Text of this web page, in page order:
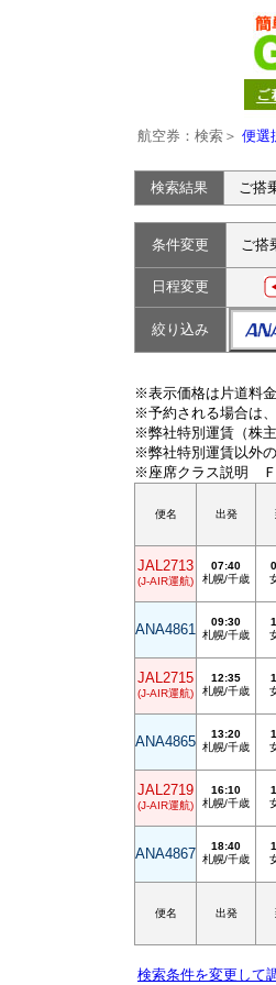
航空券：検索＞ 便選
検索結果 ご搭
条件変更 ご搭
日程変更
絞り込み
※表示価格は片道料
※予約される場合は
※弊社特別運賃（株
※弊社特別運賃以外
※座席クラス説明
便名 出発
JAL2713
(J-AIR運航)
07:40
札幌/千歳
ANA4861
09:30
札幌/千歳
JAL2715
(J-AIR運航)
12:35
札幌/千歳
ANA4865
13:20
札幌/千歳
JAL2719
(J-AIR運航)
16:10
札幌/千歳
ANA4867
18:40
札幌/千歳
便名 出発
検索条件を変更して